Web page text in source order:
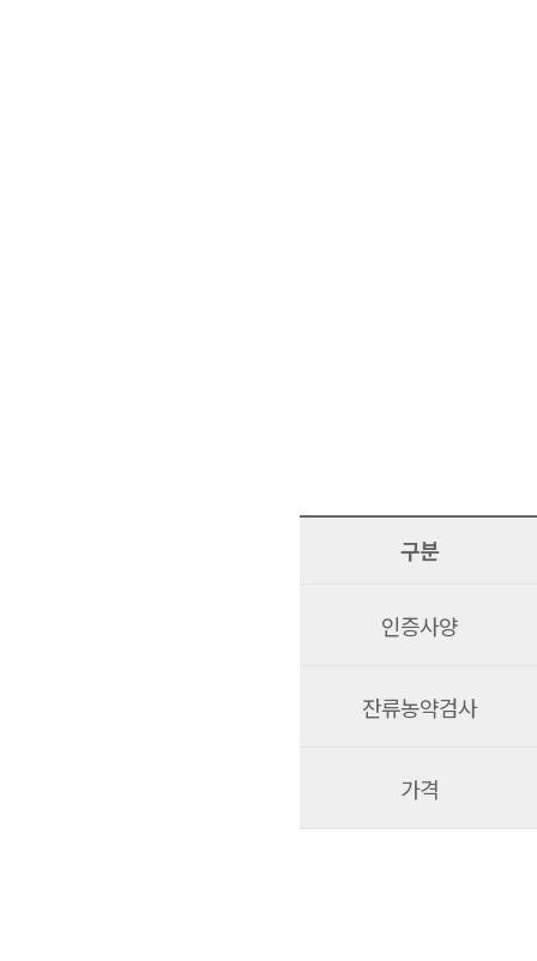
구분
인증사양
잔류농약검사
가격